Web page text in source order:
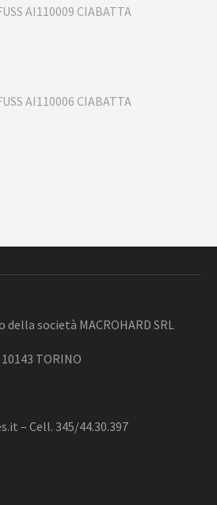
AI110009 CIABATTA
AI110006 CIABATTA
società MACROHARD SRL
TORINO
– Cell. 345/44.30.397